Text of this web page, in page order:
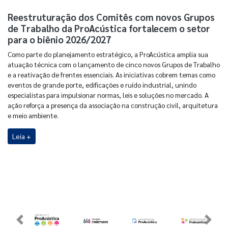
Reestruturação dos Comitês com novos Grupos
de Trabalho da ProAcústica fortalecem o setor
para o biênio 2026/2027
Como parte do planejamento estratégico, a ProAcústica amplia sua
atuação técnica com o lançamento de cinco novos Grupos de Trabalho
e a reativação de frentes essenciais. As iniciativas cobrem temas como
eventos de grande porte, edificações e ruído industrial, unindo
especialistas para impulsionar normas, leis e soluções no mercado. A
ação reforça a presença da associação na construção civil, arquitetura
e meio ambiente.
Leia +
Previous Next